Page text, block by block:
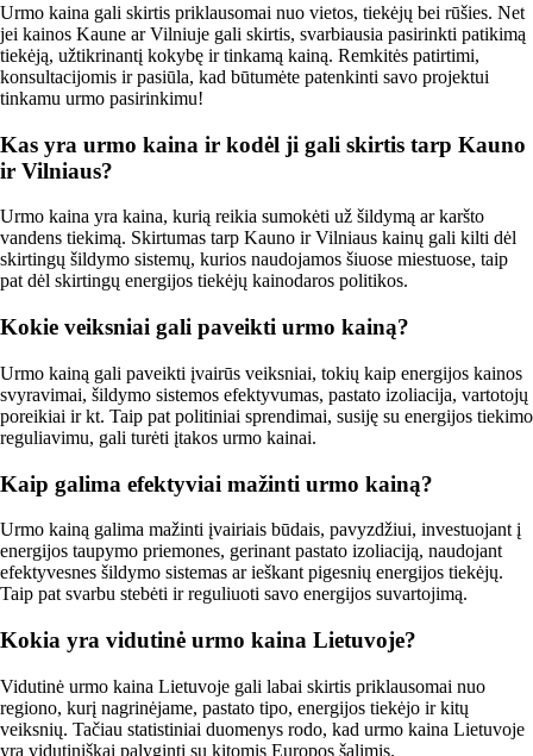
Urmo kaina gali skirtis priklausomai nuo vietos, tiekėjų bei rūšies. Net
jei kainos Kaune ar Vilniuje gali skirtis, svarbiausia pasirinkti patikimą
tiekėją, užtikrinantį kokybę ir tinkamą kainą. Remkitės patirtimi,
konsultacijomis ir pasiūla, kad būtumėte patenkinti savo projektui
tinkamu urmo pasirinkimu!
Kas yra urmo kaina ir kodėl ji gali skirtis tarp Kauno
ir Vilniaus?
Urmo kaina yra kaina, kurią reikia sumokėti už šildymą ar karšto
vandens tiekimą. Skirtumas tarp Kauno ir Vilniaus kainų gali kilti dėl
skirtingų šildymo sistemų, kurios naudojamos šiuose miestuose, taip
pat dėl skirtingų energijos tiekėjų kainodaros politikos.
Kokie veiksniai gali paveikti urmo kainą?
Urmo kainą gali paveikti įvairūs veiksniai, tokių kaip energijos kainos
svyravimai, šildymo sistemos efektyvumas, pastato izoliacija, vartotojų
poreikiai ir kt. Taip pat politiniai sprendimai, susiję su energijos tiekimo
reguliavimu, gali turėti įtakos urmo kainai.
Kaip galima efektyviai mažinti urmo kainą?
Urmo kainą galima mažinti įvairiais būdais, pavyzdžiui, investuojant į
energijos taupymo priemones, gerinant pastato izoliaciją, naudojant
efektyvesnes šildymo sistemas ar ieškant pigesnių energijos tiekėjų.
Taip pat svarbu stebėti ir reguliuoti savo energijos suvartojimą.
Kokia yra vidutinė urmo kaina Lietuvoje?
Vidutinė urmo kaina Lietuvoje gali labai skirtis priklausomai nuo
regiono, kurį nagrinėjame, pastato tipo, energijos tiekėjo ir kitų
veiksnių. Tačiau statistiniai duomenys rodo, kad urmo kaina Lietuvoje
yra vidutiniškai palyginti su kitomis Europos šalimis.